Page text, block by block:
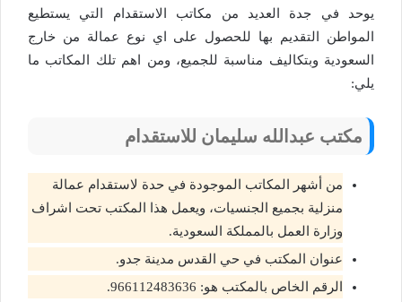
يوحد في جدة العديد من مكاتب الاستقدام التي يستطيع
المواطن التقديم بها للحصول على اي نوع عمالة من خارج
السعودية وبتكاليف مناسبة للجميع، ومن اهم تلك المكاتب ما
يلي:
مكتب عبدالله سليمان للاستقدام
من أشهر المكاتب الموجودة في حدة لاستقدام عمالة
منزلية بجميع الجنسيات، ويعمل هذا المكتب تحت اشراف
وزارة العمل بالمملكة السعودية.
عنوان المكتب في حي القدس مدينة جدو.
الرقم الخاص بالمكتب هو: 966112483636.